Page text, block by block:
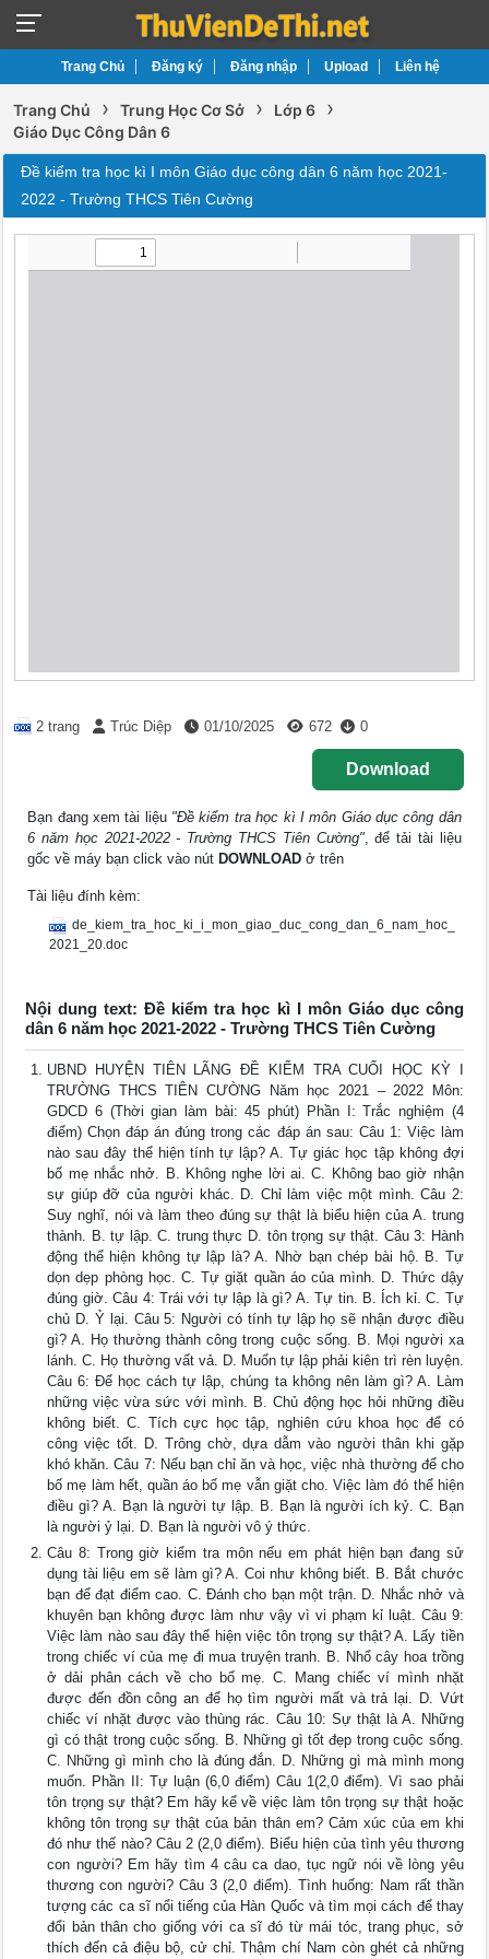
Trang Chủ Đăng ký Đăng nhập Upload Liên hệ
Trang Chủ › Trung Học Cơ Sở › Lớp 6 ›
Giáo Dục Công Dân 6
Đề kiểm tra học kì I môn Giáo dục công dân 6 năm học 2021-
2022 - Trường THCS Tiên Cường
2 trang Trúc Diệp 01/10/2025 672 0
Download
Bạn đang xem tài liệu "Đề kiểm tra học kì I môn Giáo dục công dân
6 năm học 2021-2022 - Trường THCS Tiên Cường", để tải tài liệu
gốc về máy bạn click vào nút DOWNLOAD ở trên
Tài liệu đính kèm:
de_kiem_tra_hoc_ki_i_mon_giao_duc_cong_dan_6_nam_hoc_
2021_20.doc
Nội dung text: Đề kiểm tra học kì I môn Giáo dục công
dân 6 năm học 2021-2022 - Trường THCS Tiên Cường
UBND HUYỆN TIÊN LÃNG ĐỀ KIỂM TRA CUỐI HỌC KỲ I
TRƯỜNG THCS TIÊN CƯỜNG Năm học 2021 – 2022 Môn:
GDCD 6 (Thời gian làm bài: 45 phút) Phần I: Trắc nghiệm (4
điểm) Chọn đáp án đúng trong các đáp án sau: Câu 1: Việc làm
nào sau đây thể hiện tính tự lập? A. Tự giác học tập không đợi
bố mẹ nhắc nhở. B. Không nghe lời ai. C. Không bao giờ nhận
sự giúp đỡ của người khác. D. Chỉ làm việc một mình. Câu 2:
Suy nghĩ, nói và làm theo đúng sự thật là biểu hiện của A. trung
thành. B. tự lập. C. trung thực D. tôn trọng sự thật. Câu 3: Hành
động thể hiện không tự lập là? A. Nhờ bạn chép bài hộ. B. Tự
dọn dẹp phòng học. C. Tự giặt quần áo của mình. D. Thức dậy
đúng giờ. Câu 4: Trái với tự lập là gì? A. Tự tin. B. Ích kỉ. C. Tự
chủ D. Ỷ lại. Câu 5: Người có tính tự lập họ sẽ nhận được điều
gì? A. Họ thường thành công trong cuộc sống. B. Mọi người xa
lánh. C. Họ thường vất vả. D. Muốn tự lập phải kiên trì rèn luyện.
Câu 6: Để học cách tự lập, chúng ta không nên làm gì? A. Làm
những việc vừa sức với mình. B. Chủ động học hỏi những điều
không biết. C. Tích cực học tập, nghiên cứu khoa học để có
công việc tốt. D. Trông chờ, dựa dẫm vào người thân khi gặp
khó khăn. Câu 7: Nếu bạn chỉ ăn và học, việc nhà thường để cho
bố mẹ làm hết, quần áo bố mẹ vẫn giặt cho. Việc làm đó thể hiện
điều gì? A. Bạn là người tự lập. B. Bạn là người ích kỷ. C. Bạn
là người ỷ lại. D. Bạn là người vô ý thức.
Câu 8: Trong giờ kiểm tra môn nếu em phát hiện bạn đang sử
dụng tài liệu em sẽ làm gì? A. Coi như không biết. B. Bắt chước
bạn để đạt điểm cao. C. Đánh cho bạn một trận. D. Nhắc nhở và
khuyên bạn không được làm như vậy vì vi phạm kỉ luật. Câu 9:
Việc làm nào sau đây thể hiện việc tôn trọng sự thật? A. Lấy tiền
trong chiếc ví của mẹ đi mua truyện tranh. B. Nhổ cây hoa trồng
ở dải phân cách về cho bố mẹ. C. Mang chiếc ví mình nhặt
được đến đồn công an để họ tìm người mất và trả lại. D. Vứt
chiếc ví nhặt được vào thùng rác. Câu 10: Sự thật là A. Những
gì có thật trong cuộc sống. B. Những gì tốt đẹp trong cuộc sống.
C. Những gì mình cho là đúng đắn. D. Những gì mà mình mong
muốn. Phần II: Tự luận (6,0 điểm) Câu 1(2,0 điểm). Vì sao phải
tôn trọng sự thật? Em hãy kể về việc làm tôn trọng sự thật hoặc
không tôn trọng sự thật của bản thân em? Cảm xúc của em khi
đó như thế nào? Câu 2 (2,0 điểm). Biểu hiện của tình yêu thương
con người? Em hãy tìm 4 câu ca dao, tục ngữ nói về lòng yêu
thương con người? Câu 3 (2,0 điểm). Tình huống: Nam rất thần
tượng các ca sĩ nổi tiếng của Hàn Quốc và tìm mọi cách để thay
đổi bản thân cho giống với ca sĩ đó từ mái tóc, trang phục, sở
thích đến cả điệu bộ, cử chỉ. Thậm chí Nam còn ghét cả những